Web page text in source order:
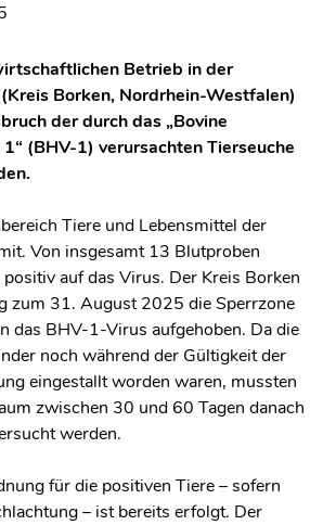
Betrieb in der
Borken, Nordrhein-Westfalen)
der durch das „Bovine
(BHV-1) verursachten Tierseuche
Tiere und Lebensmittel der
Von insgesamt 13 Blutproben
auf das Virus. Der Kreis Borken
zum 31. August 2025 die Sperrzone
das BHV-1-Virus aufgehoben. Da die
noch während der Gültigkeit der
eingestallt worden waren, mussten
zwischen 30 und 60 Tagen danach
werden.
für die positiven Tiere – sofern
– ist bereits erfolgt. Der